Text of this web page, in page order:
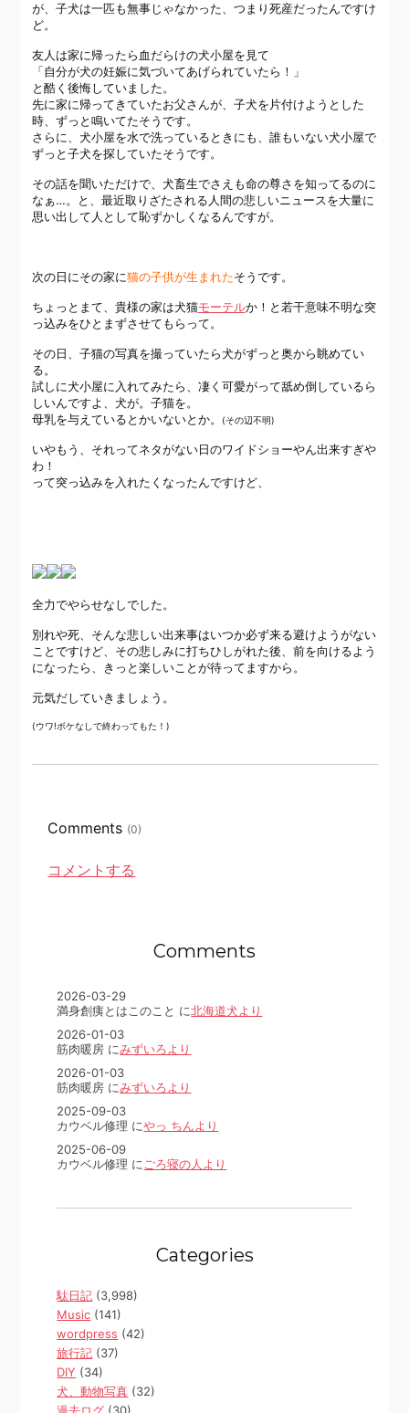
が、子犬は一匹も無事じゃなかった、つまり死産だったんですけ
ど。
友人は家に帰ったら血だらけの犬小屋を見て
「自分が犬の妊娠に気づいてあげられていたら！」
と酷く後悔していました。
先に家に帰ってきていたお父さんが、子犬を片付けようとした
時、ずっと鳴いてたそうです。
さらに、犬小屋を水で洗っているときにも、誰もいない犬小屋で
ずっと子犬を探していたそうです。
その話を聞いただけで、犬畜生でさえも命の尊さを知ってるのに
なぁ…。と、最近取りざたされる人間の悲しいニュースを大量に
思い出して人として恥ずかしくなるんですが。
次の日にその家に猫の子供が生まれたそうです。
ちょっとまて、貴様の家は犬猫モーテルか！と若干意味不明な突
っ込みをひとまずさせてもらって。
その日、子猫の写真を撮っていたら犬がずっと奥から眺めてい
る。
試しに犬小屋に入れてみたら、凄く可愛がって舐め倒しているら
しいんですよ、犬が。子猫を。
母乳を与えているとかいないとか。
(その辺不明)
いやもう、それってネタがない日のワイドショーやん出来すぎや
わ！
って突っ込みを入れたくなったんですけど、
全力でやらせなしでした。
別れや死、そんな悲しい出来事はいつか必ず来る避けようがない
ことですけど、その悲しみに打ちひしがれた後、前を向けるよう
になったら、きっと楽しいことが待ってますから。
元気だしていきましょう。
(ウワ!ボケなしで終わってもた！)
Comments (0)
コメントする
Comments
2026-03-29
満身創痍とはこのこと に北海道犬より
2026-01-03
筋肉暖房 にみずいろより
2026-01-03
筋肉暖房 にみずいろより
2025-09-03
カウベル修理 にやっ ちんより
2025-06-09
カウベル修理 に ごろ寝の人より
Categories
駄日記 (3,998)
Music (141)
wordpress (42)
旅行記 (37)
DIY (34)
犬、動物写真 (32)